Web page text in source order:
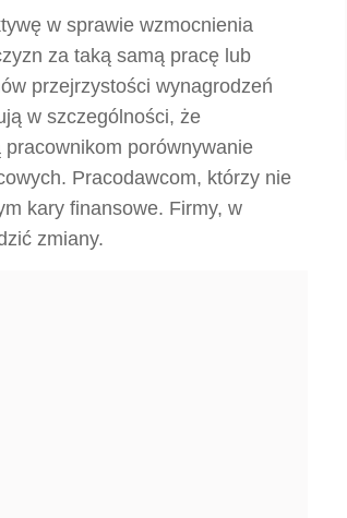
w sprawie wzmocnienia
za taką samą pracę lub
przejrzystości wynagrodzeń
w szczególności, że
porównywanie
Pracodawcom, którzy nie
kary finansowe. Firmy, w
zmiany.